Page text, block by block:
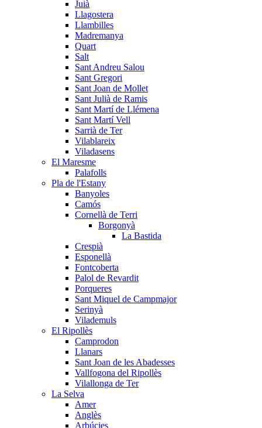
Juià
Llagostera
Llambilles
Madremanya
Quart
Salt
Sant Andreu Salou
Sant Gregori
Sant Joan de Mollet
Sant Julià de Ramis
Sant Martí de Llémena
Sant Martí Vell
Sarrià de Ter
Vilablareix
Viladasens
El Maresme
Palafolls
Pla de l'Estany
Banyoles
Camós
Cornellà de Terri
Borgonyà
La Bastida
Crespià
Esponellà
Fontcoberta
Palol de Revardit
Porqueres
Sant Miquel de Campmajor
Serinyà
Vilademuls
El Ripollès
Camprodon
Llanars
Sant Joan de les Abadesses
Vallfogona del Ripollès
Vilallonga de Ter
La Selva
Amer
Anglès
Arbúcies